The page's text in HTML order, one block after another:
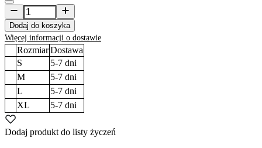
Dodaj do koszyka
Więcej informacji o dostawie
RozmiarDostawa
S
5-7 dni
M
5-7 dni
L
5-7 dni
XL
5-7 dni
Dodaj produkt do listy życzeń